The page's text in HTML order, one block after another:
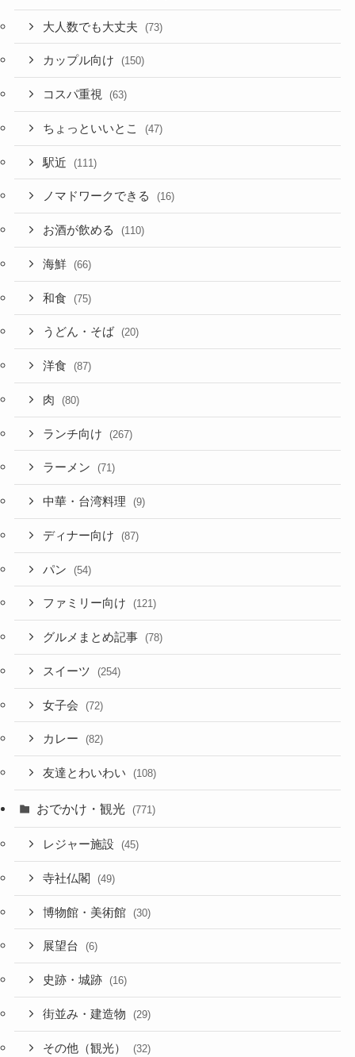
大人数でも大丈夫 (73)
カップル向け (150)
コスパ重視 (63)
ちょっといいとこ (47)
駅近 (111)
ノマドワークできる (16)
お酒が飲める (110)
海鮮 (66)
和食 (75)
うどん・そば (20)
洋食 (87)
肉 (80)
ランチ向け (267)
ラーメン (71)
中華・台湾料理 (9)
ディナー向け (87)
パン (54)
ファミリー向け (121)
グルメまとめ記事 (78)
スイーツ (254)
女子会 (72)
カレー (82)
友達とわいわい (108)
おでかけ・観光 (771)
レジャー施設 (45)
寺社仏閣 (49)
博物館・美術館 (30)
展望台 (6)
史跡・城跡 (16)
街並み・建造物 (29)
その他（観光） (32)